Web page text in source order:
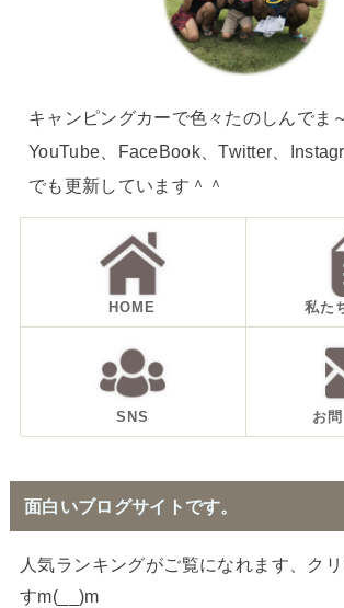
キャンピングカーで色々たのしんでま
YouTube、FaceBook、Twitter、
でも更新しています＾＾
HOME 私た
SNS お
面白いブログサイトです。
人気ランキングがご覧になれます、ク
すm(__)m